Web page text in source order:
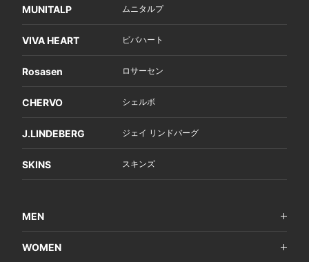
MUNITALP ムニタルプ
VIVA HEART ビバハート
Rosasen ロサーセン
CHERVO シェルボ
J.LINDEBERG ジェイ リンドバーグ
SKINS スキンズ
MEN
WOMEN